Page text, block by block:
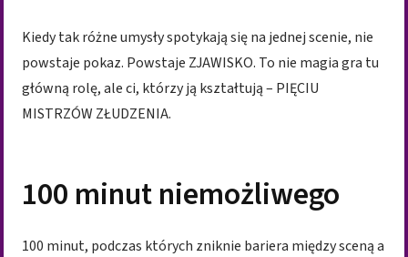
Kiedy tak różne umysły spotykają się na jednej scenie, nie
powstaje pokaz. Powstaje ZJAWISKO. To nie magia gra tu
główną rolę, ale ci, którzy ją kształtują – PIĘCIU
MISTRZÓW ZŁUDZENIA.
100 minut niemożliwego
100 minut, podczas których zniknie bariera między sceną a